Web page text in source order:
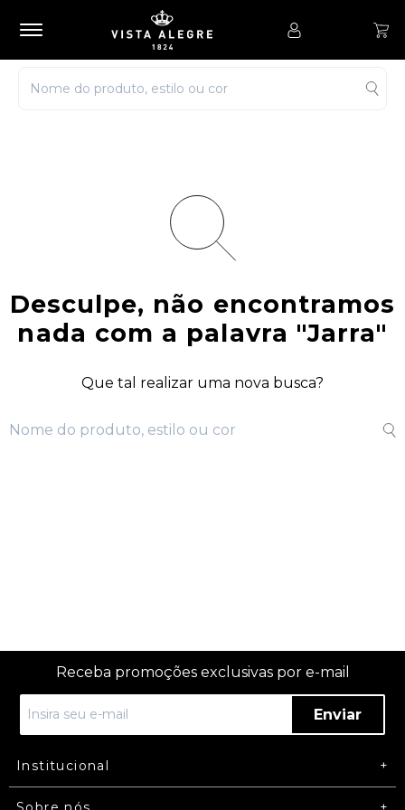
Desculpe, não encontramos
nada com a palavra "Jarra"
Que tal realizar uma nova busca?
Receba promoções exclusivas por e-mail
Enviar
Institucional